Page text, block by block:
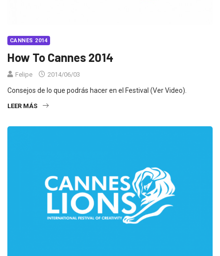
CANNES 2014
How To Cannes 2014
Felipe 2014/06/03
Consejos de lo que podrás hacer en el Festival (Ver Video).
LEER MÁS